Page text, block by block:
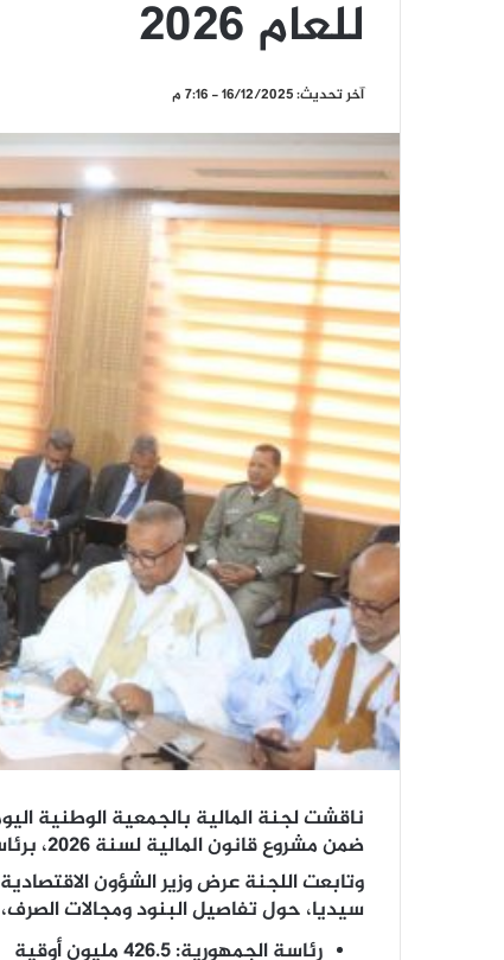
للعام 2026
آخر تحديث: 16/12/2025 - 7:16 م
ناقشت لجنة المالية بالجمعية الوطنية
ضمن مشروع قانون المالية لسنة 2026، برئاسة النائب عالي ممادو كان.
وتابعت اللجنة عرض وزير الشؤون
سيديا، حول تفاصيل البنود ومجالات
رئاسة الجمهورية: 426.5 مليون أوقية